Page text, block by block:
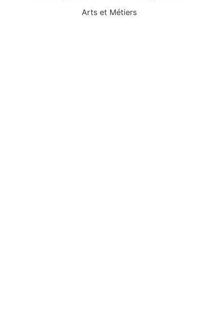
Arts et Métiers